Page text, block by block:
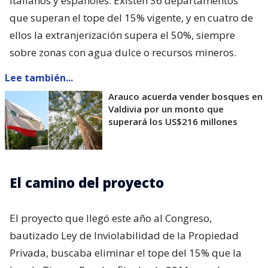
que superan el tope del 15% vigente, y en cuatro de
ellos la extranjerización supera el 50%, siempre
sobre zonas con agua dulce o recursos mineros.
Lee también...
Arauco acuerda vender bosques en
Valdivia por un monto que
superará los US$216 millones
El camino del proyecto
El proyecto que llegó este año al Congreso,
bautizado Ley de Inviolabilidad de la Propiedad
Privada, buscaba eliminar el tope del 15% que la